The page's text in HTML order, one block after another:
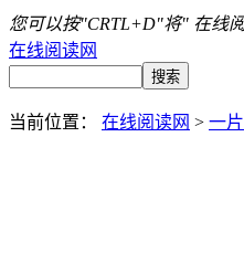
您可以按"CRTL+D"将" 在线
在线阅读网
当前位置： 在线阅读网 > 一